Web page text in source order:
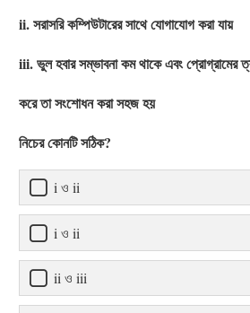
ii. সরাসরি কম্পিউটারের সাথে যোগাযোগ করা যায়
iii. ভুল হবার সম্ভাবনা কম থাকে এবং প্রোগ্রামের
করে তা সংশোধন করা সহজ হয়
নিচের কোনটি সঠিক?
i ও ii
i ও ii
ii ও iii